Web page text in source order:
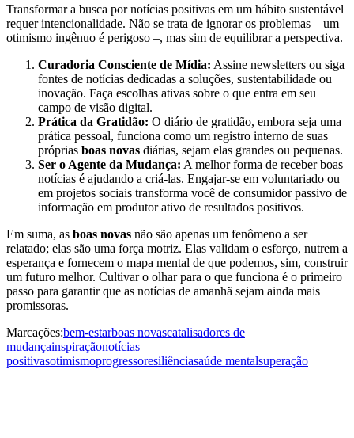
Transformar a busca por notícias positivas em um hábito sustentável
requer intencionalidade. Não se trata de ignorar os problemas – um
otimismo ingênuo é perigoso –, mas sim de equilibrar a perspectiva.
Curadoria Consciente de Mídia: Assine newsletters ou siga
fontes de notícias dedicadas a soluções, sustentabilidade ou
inovação. Faça escolhas ativas sobre o que entra em seu
campo de visão digital.
Prática da Gratidão: O diário de gratidão, embora seja uma
prática pessoal, funciona como um registro interno de suas
próprias boas novas diárias, sejam elas grandes ou pequenas.
Ser o Agente da Mudança: A melhor forma de receber boas
notícias é ajudando a criá-las. Engajar-se em voluntariado ou
em projetos sociais transforma você de consumidor passivo de
informação em produtor ativo de resultados positivos.
Em suma, as boas novas não são apenas um fenômeno a ser
relatado; elas são uma força motriz. Elas validam o esforço, nutrem a
esperança e fornecem o mapa mental de que podemos, sim, construir
um futuro melhor. Cultivar o olhar para o que funciona é o primeiro
passo para garantir que as notícias de amanhã sejam ainda mais
promissoras.
Marcações:bem-estarboas novascatalisadores de
mudançainspiraçãonotícias
positivasotimismoprogressoresiliênciasaúde mentalsuperação